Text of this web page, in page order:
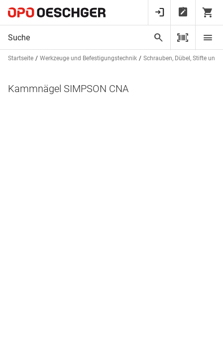
Startseite Werkzeuge und Befestigungstechnik Schrauben, Dübel, Stifte und
Kammnägel SIMPSON CNA